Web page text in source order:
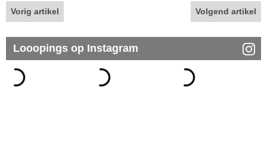
Vorig artikel Volgend artikel
Looopings op Instagram